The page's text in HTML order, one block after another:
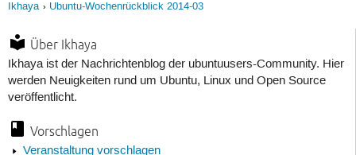
Ikhaya Ubuntu-Wochenrückblick 2014-03
Über Ikhaya
Ikhaya ist der Nachrichtenblog der ubuntuusers-Community. Hier
werden Neuigkeiten rund um Ubuntu, Linux und Open Source
veröffentlicht.
Vorschlagen
Veranstaltung vorschlagen